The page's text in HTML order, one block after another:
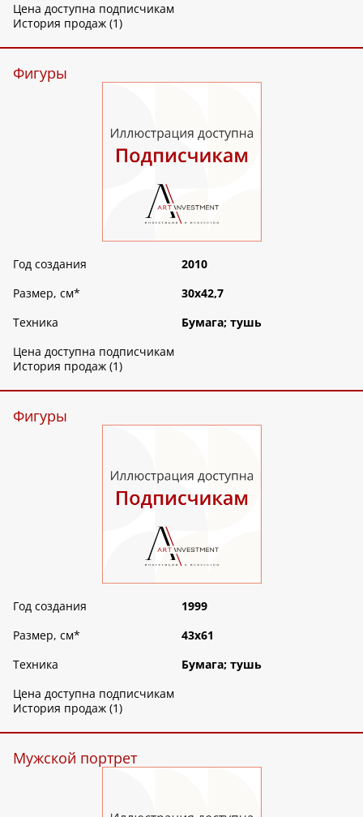
Цена доступна подписчикам
История продаж (1)
Фигуры
Год создания
2010
Размер, см*
30х42,7
Техника
Бумага; тушь
Цена доступна подписчикам
История продаж (1)
Фигуры
Год создания
1999
Размер, см*
43х61
Техника
Бумага; тушь
Цена доступна подписчикам
История продаж (1)
Мужской портрет